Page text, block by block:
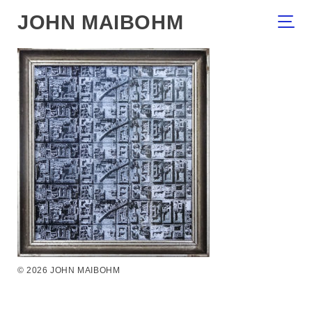
JOHN MAIBOHM
© 2026 JOHN MAIBOHM